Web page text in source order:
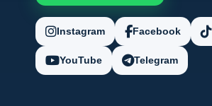
Instagram Facebook
YouTube Telegram